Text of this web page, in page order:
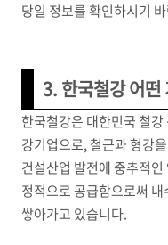
당일 정보를 확인하시기
3. 한국철강 어떤
한국철강은 대한민국 철
강기업으로, 철근과 형강
건설산업 발전에 중추적
정적으로 공급함으로써
쌓아가고 있습니다.